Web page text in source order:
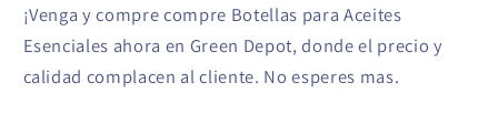
¡Venga y compre compre Botellas para Aceites
Esenciales ahora en Green Depot, donde el precio y
calidad complacen al cliente. No esperes mas.